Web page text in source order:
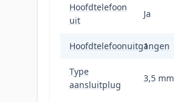
Hoofdtelefoon
uit
Ja
Hoofdtelefoonuitgangen
1
Type
aansluitplug
3,5 mm